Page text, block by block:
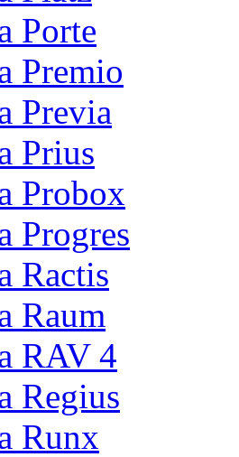
Porte
Premio
Previa
Prius
Probox
Progres
Ractis
Raum
RAV 4
Regius
Runx